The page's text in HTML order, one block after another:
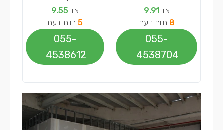
ציון9.91
8 חוות דעת
055-
4538704
ציון 9.55
5 חוות דעת
055-
4538612